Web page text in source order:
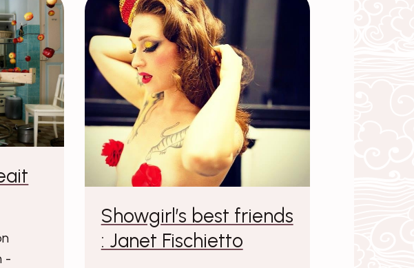
-
Showgirl’s best friends
: Janet Fischietto